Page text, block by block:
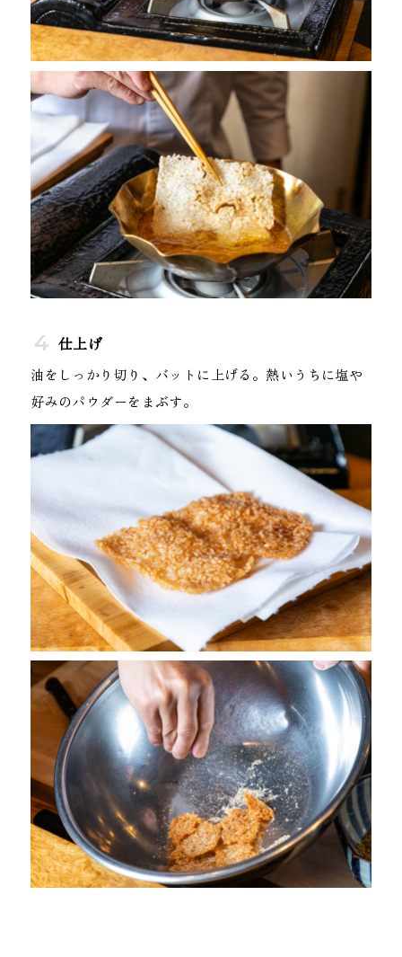
仕上げ
油をしっかり切り、バットに上げる。熱いうちに塩や
好みのパウダーをまぶす。